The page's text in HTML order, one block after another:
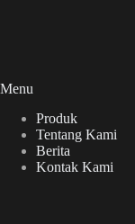
Menu
Produk
Tentang Kami
Berita
Kontak Kami